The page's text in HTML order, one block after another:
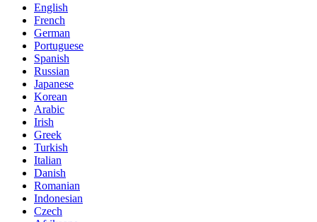
English
French
German
Portuguese
Spanish
Russian
Japanese
Korean
Arabic
Irish
Greek
Turkish
Italian
Danish
Romanian
Indonesian
Czech